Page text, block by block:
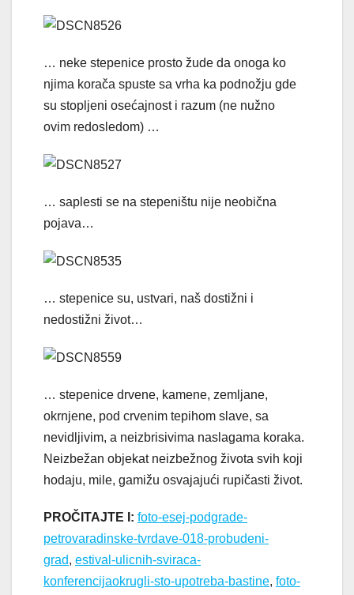
… neke stepenice prosto žude da onoga ko
njima korača spuste sa vrha ka podnožju gde
su stopljeni osećajnost i razum (ne nužno
ovim redosledom) …
… saplesti se na stepeništu nije neobična
pojava…
… stepenice su, ustvari, naš dostižni i
nedostižni život…
… stepenice drvene, kamene, zemljane,
okrnjene, pod crvenim tepihom slave, sa
nevidljivim, a neizbrisivima naslagama koraka.
Neizbežan objekat neizbežnog života svih koji
hodaju, mile, gamižu osvajajući rupičasti život.
PROČITAJTE I: foto-esej-podgrade-
petrovaradinske-tvrdave-018-probudeni-
grad, estival-ulicnih-sviraca-
konferencijaokrugli-sto-upotreba-bastine, foto-